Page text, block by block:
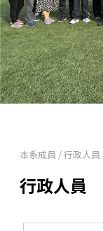
本系成員 /行政人員
行政人員